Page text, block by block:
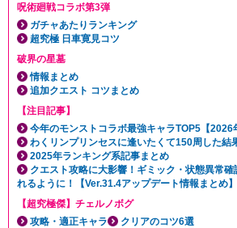
呪術廻戦コラボ第3弾
ガチャあたりランキング
超究極 日車寛見コツ
破界の星墓
情報まとめ
追加クエスト コツまとめ
【注目記事】
今年のモンストコラボ最強キャラTOP5【2026
わくリンプリンセスに逢いたくて150周した結
2025年ランキング系記事まとめ
クエスト攻略に大影響！ギミック・状態異常
れるように！【Ver.31.4アップデート情報まとめ】
【超究極傑】チェルノボグ
攻略・適正キャラ
クリアのコツ6選